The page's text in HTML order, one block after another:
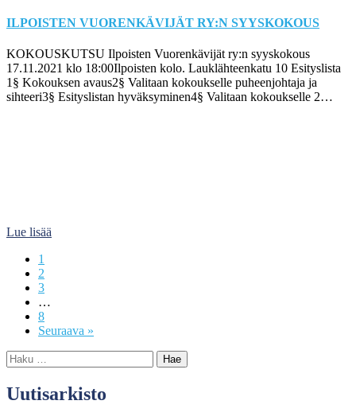
ILPOISTEN VUORENKÄVIJÄT RY:N SYYSKOKOUS
KOKOUSKUTSU Ilpoisten Vuorenkävijät ry:n syyskokous
17.11.2021 klo 18:00Ilpoisten kolo. Lauklähteenkatu 10 Esityslista
1§ Kokouksen avaus2§ Valitaan kokoukselle puheenjohtaja ja
sihteeri3§ Esityslistan hyväksyminen4§ Valitaan kokoukselle 2…
Lue lisää
1
2
3
…
8
Seuraava »
Haku:
Uutisarkisto